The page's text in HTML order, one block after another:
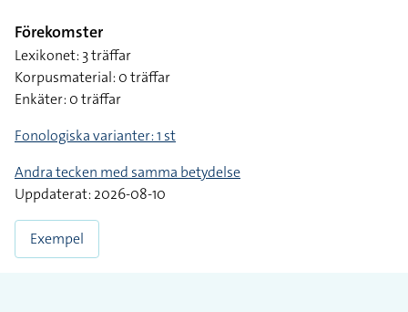
Förekomster
Lexikonet: 3 träffar
Korpusmaterial: 0 träffar
Enkäter: 0 träffar
Fonologiska varianter: 1 st
Andra tecken med samma betydelse
Uppdaterat: 2026-08-10
Exempel